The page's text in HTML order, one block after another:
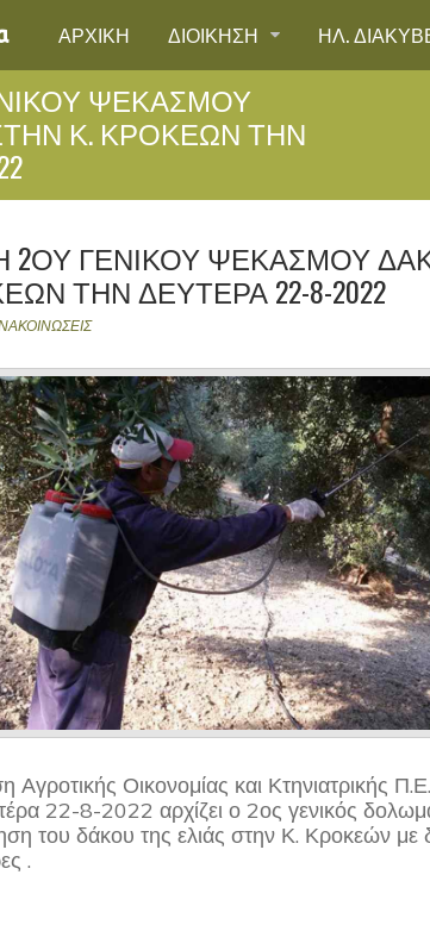
ΑΡΧΙΚΗ ΔΙΟΙΚΗΣΗ ΗΛ.
ΨΕΚΑΣΜΟΥ
Κ. ΚΡΟΚΕΩΝ ΤΗΝ
2ΟΥ ΓΕΝΙΚΟΥ ΨΕΚΑΣΜΟΥ
ΤΗΝ ΔΕΥΤΕΡΑ 22-8-2022
Αγροτικής Οικονομίας και Κτηνιατρικής
22-8-2022 αρχίζει ο 2ος γενικός
του δάκου της ελιάς στην Κ. Κροκεών με
.